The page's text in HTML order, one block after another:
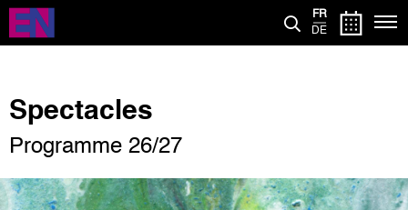
Aller
contenu
FR
DE
Spectacles
Programme 26/27